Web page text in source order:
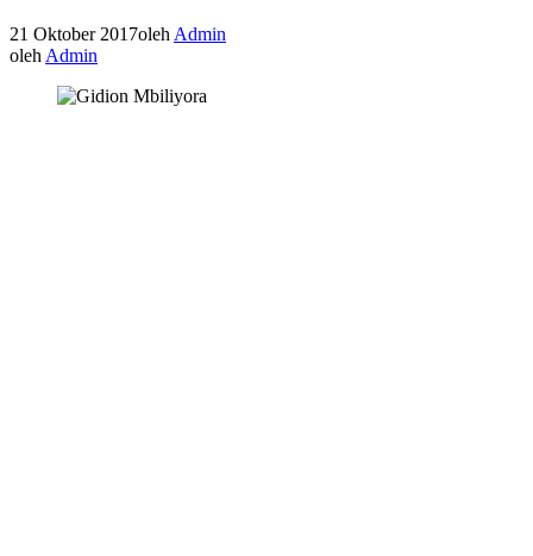
21 Oktober 2017oleh Admin
oleh Admin